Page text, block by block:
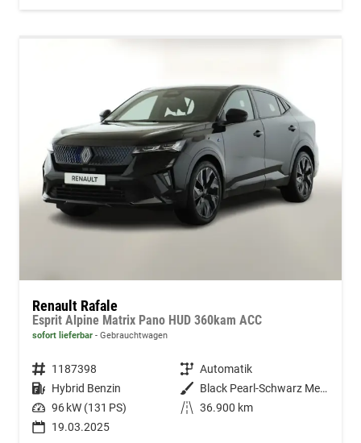
Renault Rafale
Esprit Alpine Matrix Pano HUD 360kam ACC
sofort lieferbar Gebrauchtwagen
Fahrzeugnummer 1187398 Getriebe Automatik
Kraftstoff Hybrid Benzin Außenfarbe
Black Pearl-Schwarz Metallic
Leistung 96 kW (131 PS) Kilometerstand 36.900 km
19.03.2025